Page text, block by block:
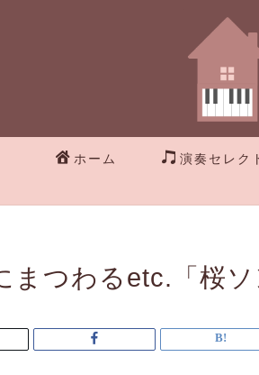
ホーム 演奏セレク
まつわるetc.「桜